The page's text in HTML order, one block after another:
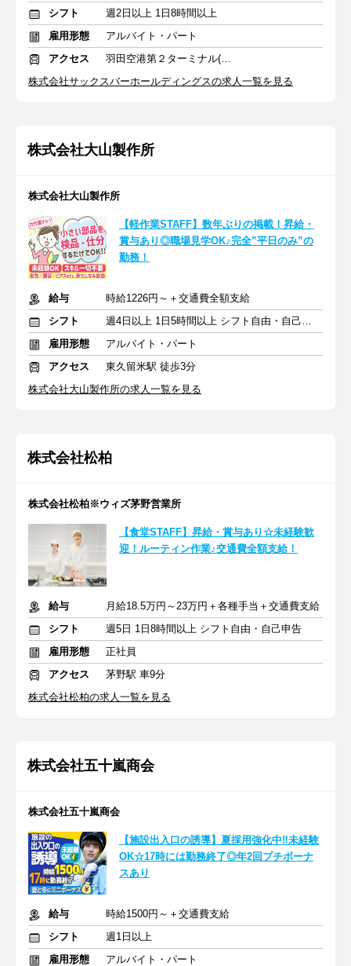
シフト
週2日以上 1日8時間以上
雇用形態
アルバイト・パート
アクセス
羽田空港第２ターミナル(東京モノレール・ＡＮＡ利用)駅 徒歩3分
株式会社サックスバーホールディングスの求人一覧を見る
株式会社大山製作所
株式会社大山製作所
【軽作業STAFF】数年ぶりの掲載！昇給・
賞与あり◎職場見学OK♪完全”平日のみ”の
勤務！
給与
時給1226円～＋交通費全額支給
シフト
週4日以上 1日5時間以上 シフト自由・自己申告
雇用形態
アルバイト・パート
アクセス
東久留米駅 徒歩3分
株式会社大山製作所の求人一覧を見る
株式会社松柏
株式会社松柏※ウィズ茅野営業所
【食堂STAFF】昇給・賞与あり☆未経験歓
迎！ルーティン作業♪交通費全額支給！
給与
月給18.5万円～23万円＋各種手当＋交通費支給
シフト
週5日 1日8時間以上 シフト自由・自己申告
雇用形態
正社員
アクセス
茅野駅 車9分
株式会社松柏の求人一覧を見る
株式会社五十嵐商会
株式会社五十嵐商会
【施設出入口の誘導】夏採用強化中‼未経験
OK☆17時には勤務終了◎年2回プチボーナ
スあり
給与
時給1500円～＋交通費支給
シフト
週1日以上
雇用形態
アルバイト・パート